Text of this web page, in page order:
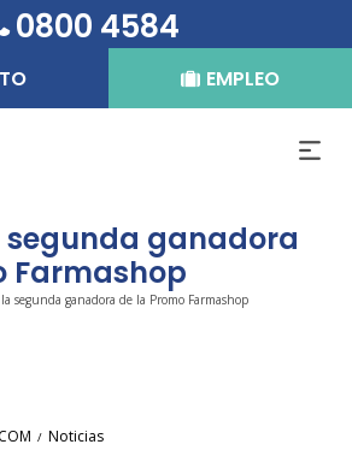
0800 4584
EMPLEO
segunda ganadora
Farmashop
segunda ganadora de la Promo Farmashop
Posted
Noticias